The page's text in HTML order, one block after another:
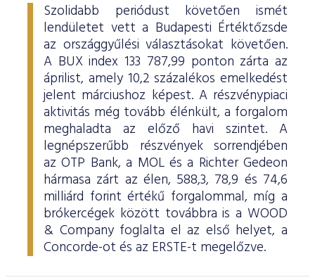
Szolidabb periódust követően ismét
lendületet vett a Budapesti Értéktőzsde
az országgyűlési választásokat követően.
A BUX index 133 787,99 ponton zárta az
áprilist, amely 10,2 százalékos emelkedést
jelent márciushoz képest. A részvénypiaci
aktivitás még tovább élénkült, a forgalom
meghaladta az előző havi szintet. A
legnépszerűbb részvények sorrendjében
az OTP Bank, a MOL és a Richter Gedeon
hármasa zárt az élen, 588,3, 78,9 és 74,6
milliárd forint értékű forgalommal, míg a
brókercégek között továbbra is a WOOD
& Company foglalta el az első helyet, a
Concorde-ot és az ERSTE-t megelőzve.